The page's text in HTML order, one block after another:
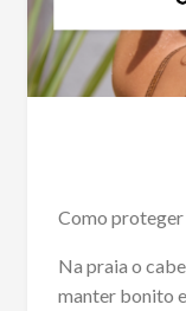
Como proteger
Na praia o
manter bonito